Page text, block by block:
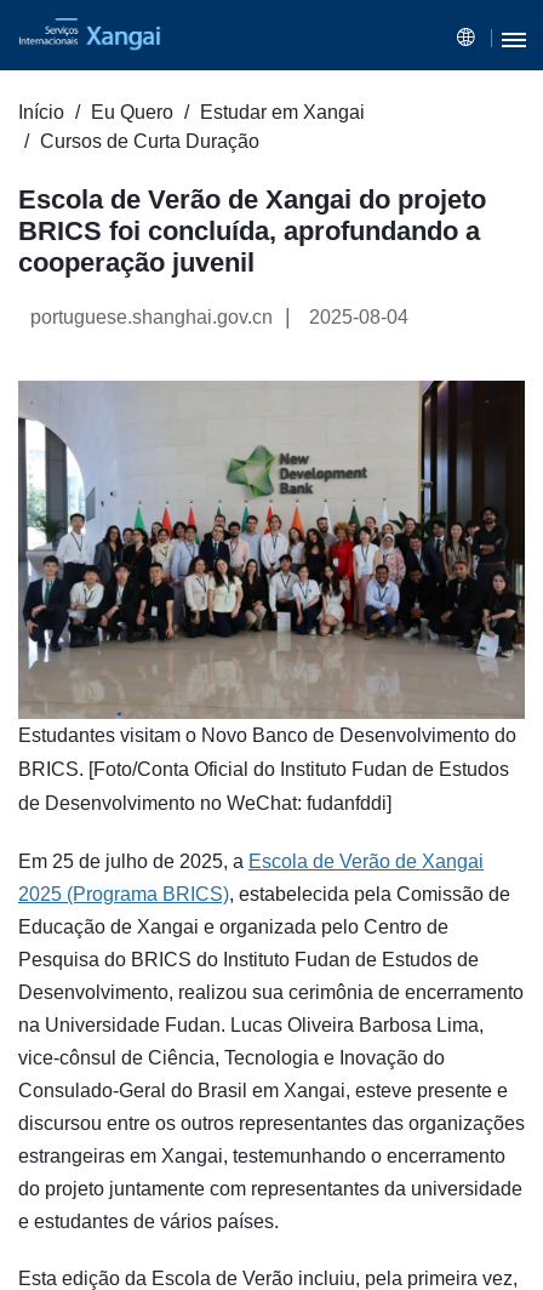
Início Eu Quero
Estudar em Xangai
Cursos de Curta Duração
Escola de Verão de Xangai do projeto
BRICS foi concluída, aprofundando a
cooperação juvenil
portuguese.shanghai.gov.cn 2025-08-04
​Estudantes visitam o Novo Banco de Desenvolvimento do
BRICS. [Foto/Conta Oficial do Instituto Fudan de Estudos
de Desenvolvimento no WeChat: fudanfddi]
Em 25 de julho de 2025, a Escola de Verão de Xangai
2025 (Programa BRICS), estabelecida pela Comissão de
Educação de Xangai e organizada pelo Centro de
Pesquisa do BRICS do Instituto Fudan de Estudos de
Desenvolvimento, realizou sua cerimônia de encerramento
na Universidade Fudan. Lucas Oliveira Barbosa Lima,
vice-cônsul de Ciência, Tecnologia e Inovação do
Consulado-Geral do Brasil em Xangai, esteve presente e
discursou entre os outros representantes das organizações
estrangeiras em Xangai, testemunhando o encerramento
do projeto juntamente com representantes da universidade
e estudantes de vários países.
Esta edição da Escola de Verão incluiu, pela primeira vez,